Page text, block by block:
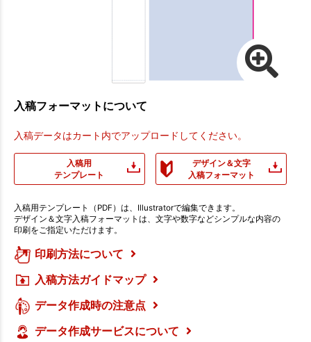
入稿フォーマットについて
入稿データはカート内でアップロードしてください。
入稿用
テンプレート
デザイン＆文字
入稿フォーマット
入稿用テンプレート（PDF）は、Illustratorで編集できます。
デザイン＆文字入稿フォーマットは、文字や数字などシンプルな内容の
印刷をご指定いただけます。
印刷方法について
入稿方法ガイドマップ
データ作成時の注意点
データ作成サービスについて